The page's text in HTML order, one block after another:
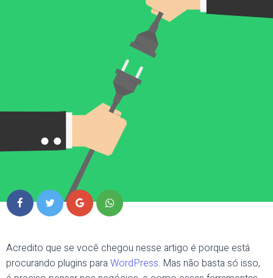
Acredito que se você chegou nesse artigo é porque está
procurando plugins para WordPress. Mas não basta só isso,